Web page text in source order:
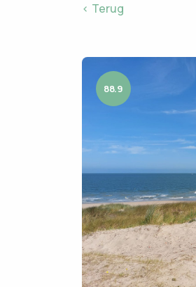
< Terug
88.9